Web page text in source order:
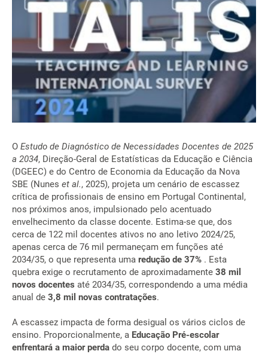
O Estudo de Diagnóstico de Necessidades Docentes de 2025
a 2034, Direção-Geral de Estatísticas da Educação e Ciência
(DGEEC) e do Centro de Economia da Educação da Nova
SBE (Nunes et al., 2025), projeta um cenário de escassez
crítica de profissionais de ensino em Portugal Continental,
nos próximos anos, impulsionado pelo acentuado
envelhecimento da classe docente. Estima-se que, dos
cerca de 122 mil docentes ativos no ano letivo 2024/25,
apenas cerca de 76 mil permaneçam em funções até
2034/35, o que representa uma redução de 37% . Esta
quebra exige o recrutamento de aproximadamente 38 mil
novos docentes até 2034/35, correspondendo a uma média
anual de 3,8 mil novas contratações.
A escassez impacta de forma desigual os vários ciclos de
ensino. Proporcionalmente, a Educação Pré-escolar
enfrentará a maior perda do seu corpo docente, com uma